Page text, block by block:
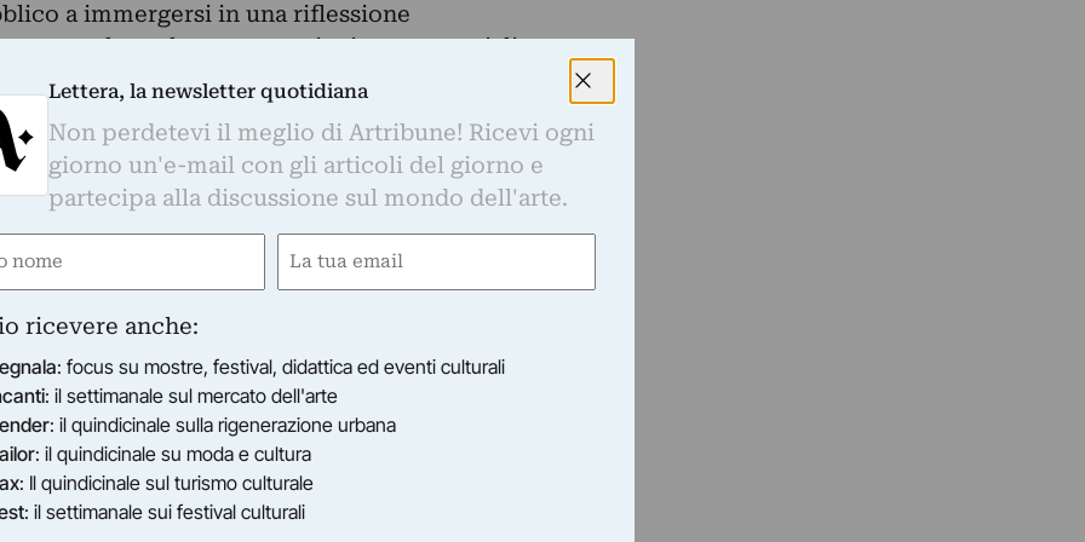
a immergersi in una riflessione
parole scelte con cura, incise su materiali
da venti opere realizzate in ottone, legno e
in tre sale in cui il materiale
centrale di tutti i lavori esposti.
connessione tra i suoi lavori e lo spettatore che
in cui il pubblico si specchia
viene invitato a divenire custode di parole
o riflessioni.
le BOXES, cinque scatole colorate che
sul coperchio e un’altra in connessione
e ottone, che lavorano attraverso vocaboli
Lettera, la newsletter quotidiana
Non perdetevi il meglio di Artribune! Ricevi ogni
giorno un'e-mail con gli articoli del giorno e
partecipa alla discussione sul mondo dell'arte.
Email
ricevere anche:
: focus su mostre, festival, didattica ed eventi culturali
: il settimanale sul mercato dell'arte
: il quindicinale sulla rigenerazione urbana
: il quindicinale su moda e cultura
: Il quindicinale sul turismo culturale
: il settimanale sui festival culturali